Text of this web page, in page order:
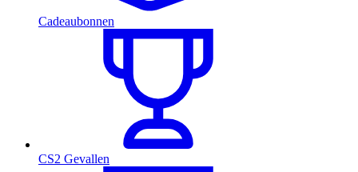
Cadeaubonnen
CS2 Gevallen